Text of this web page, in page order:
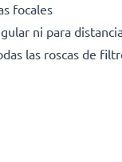
focales
ni para
las roscas de